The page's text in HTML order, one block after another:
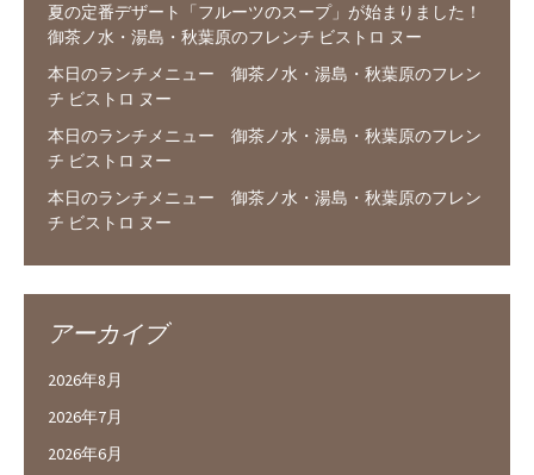
夏の定番デザート「フルーツのスープ」が始まりました！
御茶ノ水・湯島・秋葉原のフレンチ ビストロ ヌー
本日のランチメニュー 御茶ノ水・湯島・秋葉原のフレン
チ ビストロ ヌー
本日のランチメニュー 御茶ノ水・湯島・秋葉原のフレン
チ ビストロ ヌー
本日のランチメニュー 御茶ノ水・湯島・秋葉原のフレン
チ ビストロ ヌー
アーカイブ
2026年8月
2026年7月
2026年6月